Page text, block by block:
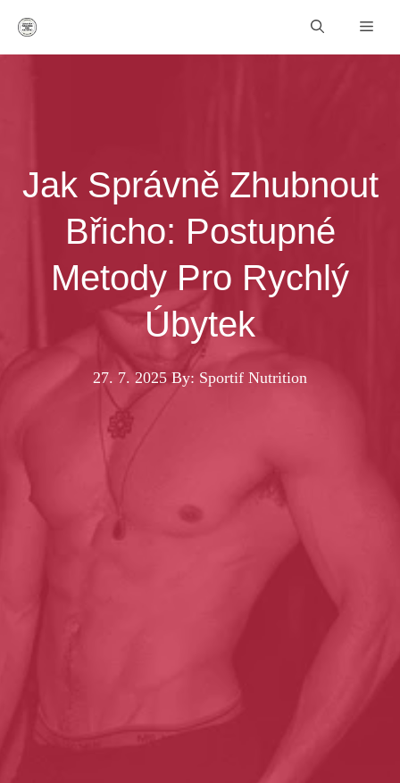
Jak Správně Zhubnout
Břicho: Postupné
Metody Pro Rychlý
Úbytek
27. 7. 2025 By: Sportif Nutrition